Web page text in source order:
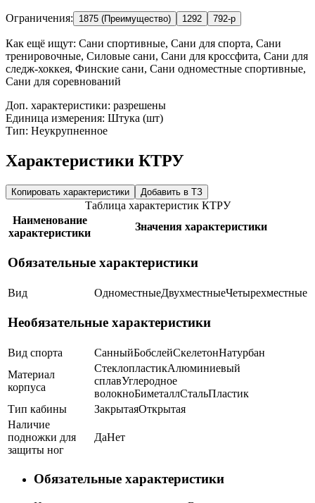
Ограничения: 1875 (Преимущество) 1292 792-р
Как ещё ищут: Сани спортивные, Сани для спорта, Сани
тренировочные, Силовые сани, Сани для кроссфита, Сани для
следж-хоккея, Финские сани, Сани одноместные спортивные,
Сани для соревнований
Доп. характеристики: разрешены
Единица измерения: Штука (шт)
Тип: Неукрупненное
Характеристики КТРУ
Копировать характеристики Добавить в ТЗ
Таблица характеристик КТРУ
Наименование
характеристики
Значения характеристики
Обязательные характеристики
Вид ОдноместныеДвухместныеЧетырехместные
Необязательные характеристики
Вид спорта СанныйБобслейСкелетонНатурбан
Материал
корпуса
СтеклопластикАлюминиевый
сплавУглеродное
волокноБиметаллСтальПластик
Тип кабины
ЗакрытаяОткрытая
Наличие
подножки для
защиты ног
ДаНет
Обязательные характеристики